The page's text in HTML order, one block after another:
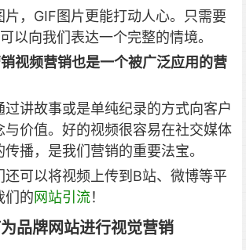
片，GIF图片更能打动人心。只需要
以向我们表达一个完整的情境。
视频营销也是一个被广泛应用的营
过讲故事或是单纯纪录的方式向客户
与价值。好的视频很容易在社交媒体
传播，是我们营销的重要法宝。
还可以将视频上传到B站、微博等平
们的网站引流！
品牌网站进行视觉营销